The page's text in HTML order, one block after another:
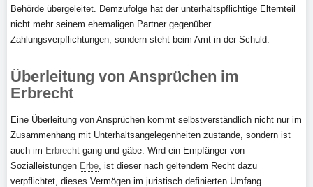
Behörde übergeleitet. Demzufolge hat der unterhaltspflichtige Elternteil
nicht mehr seinem ehemaligen Partner gegenüber
Zahlungsverpflichtungen, sondern steht beim Amt in der Schuld.
Überleitung von Ansprüchen im
Erbrecht
Eine Überleitung von Ansprüchen kommt selbstverständlich nicht nur im
Zusammenhang mit Unterhaltsangelegenheiten zustande, sondern ist
auch im Erbrecht gang und gäbe. Wird ein Empfänger von
Sozialleistungen Erbe, ist dieser nach geltendem Recht dazu
verpflichtet, dieses Vermögen im juristisch definierten Umfang